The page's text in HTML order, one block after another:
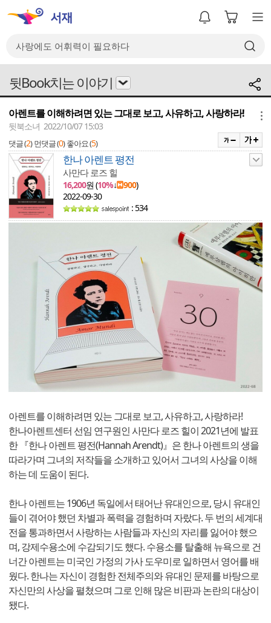
뒷Book치는 이야기
아렌트를 이해하려면 있는 그대로 보고, 사유하고, 사랑하라!
뒷북소녀 2022/10/07 15:03
댓글 (2) 먼댓글 (0) 좋아요 (5)
한나 아렌트 평전
사만다 로즈 힐
16,200원 (10%↓ 900)
2022-09-30
: 534
아렌트를 이해하려면 있는 그대로 보고, 사유하고, 사랑하라!
한나아렌트센터 선임 연구원인 사만다 로즈 힐이 2021년에 발표
한 『한나 아렌트 평전(Hannah Arendt)』은 한나 아렌트의 생을
따라가며 그녀의 저작들을 소개하고 있어서 그녀의 사상을 이해
하는 데 도움이 된다.
한나 아렌트는 1906년 독일에서 태어난 유대인으로, 당시 유대인
들이 겪어야 했던 차별과 폭력을 경험하며 자랐다. 두 번의 세계대
전을 통과하면서 사랑하는 사람들과 자신의 자리를 잃어야 했으
며, 강제수용소에 수감되기도 했다. 수용소를 탈출해 뉴욕으로 건
너간 아렌트는 미국인 가정의 가사 도우미로 일하면서 영어를 배
웠다. 한나는 자신이 경험한 전체주의와 유대인 문제를 바탕으로
자신만의 사상을 펼쳤으며 그로 인해 많은 비판과 논란의 대상이
됐다.